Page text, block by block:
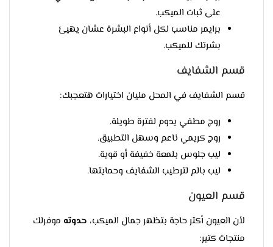
على ثبات الميكب.
برايمر مناسب لكل أنواع البشرة عشان يهيئ
بشرتك للميكب.
قسم الشفايف
قسم الشفايف في المحل مليان اختيارات هتعجبك:
روج مطفي يدوم لفترة طويلة.
روج كريمي ناعم وسهل التطبيق.
ليب جلوس بلمعة خفيفة أو قوية.
ليب بالم لترطيب الشفايف وحمايتها.
قسم العيون
لأن العيون أكتر حاجة بتظهر جمال الميكب، حدوته موفرلك
منتجات كتير: